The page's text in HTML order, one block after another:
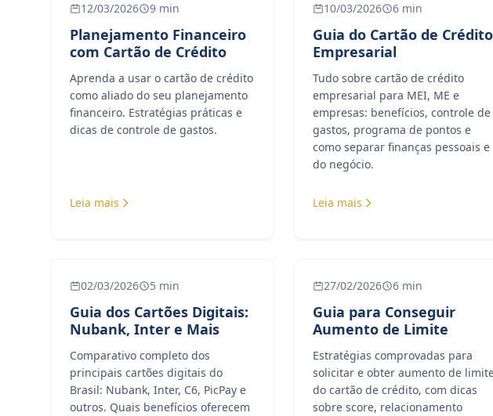
12/03/2026 9 min
Planejamento Financeiro
com Cartão de Crédito
Aprenda a usar o cartão de crédito
como aliado do seu planejamento
financeiro. Estratégias práticas e
dicas de controle de gastos.
Leia mais
10/03/2026 6 min
Guia do Cartão de Crédito
Empresarial
Tudo sobre cartão de crédito
empresarial para MEI, ME e
empresas: benefícios, controle de
gastos, programa de pontos e
como separar finanças pessoais e
do negócio.
Leia mais
02/03/2026 5 min
Guia dos Cartões Digitais:
Nubank, Inter e Mais
Comparativo completo dos
principais cartões digitais do
Brasil: Nubank, Inter, C6, PicPay e
outros. Quais benefícios oferecem
27/02/2026 6 min
Guia para Conseguir
Aumento de Limite
Estratégias comprovadas para
solicitar e obter aumento de
do cartão de crédito, com dicas
sobre score, relacionamento